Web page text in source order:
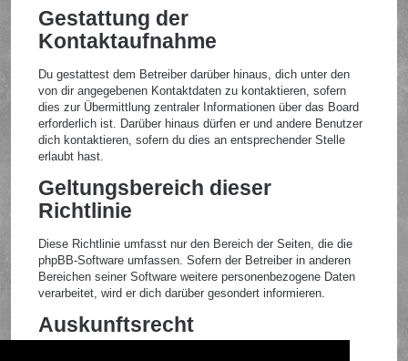
Gestattung der
Kontaktaufnahme
Du gestattest dem Betreiber darüber hinaus, dich unter den
von dir angegebenen Kontaktdaten zu kontaktieren, sofern
dies zur Übermittlung zentraler Informationen über das Board
erforderlich ist. Darüber hinaus dürfen er und andere Benutzer
dich kontaktieren, sofern du dies an entsprechender Stelle
erlaubt hast.
Geltungsbereich dieser
Richtlinie
Diese Richtlinie umfasst nur den Bereich der Seiten, die die
phpBB-Software umfassen. Sofern der Betreiber in anderen
Bereichen seiner Software weitere personenbezogene Daten
verarbeitet, wird er dich darüber gesondert informieren.
Auskunftsrecht